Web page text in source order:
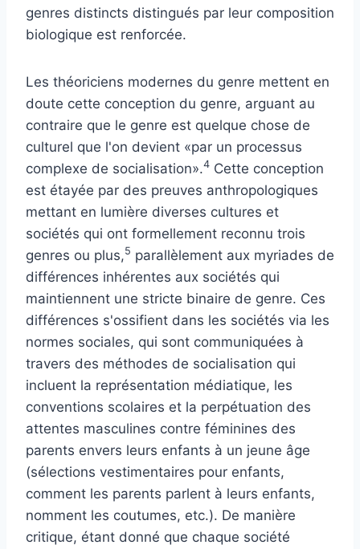
genres distincts distingués par leur composition
biologique est renforcée.
Les théoriciens modernes du genre mettent en
doute cette conception du genre, arguant au
contraire que le genre est quelque chose de
culturel que l'on devient «par un processus
complexe de socialisation».4 Cette conception
est étayée par des preuves anthropologiques
mettant en lumière diverses cultures et
sociétés qui ont formellement reconnu trois
genres ou plus,5 parallèlement aux myriades de
différences inhérentes aux sociétés qui
maintiennent une stricte binaire de genre. Ces
différences s'ossifient dans les sociétés via les
normes sociales, qui sont communiquées à
travers des méthodes de socialisation qui
incluent la représentation médiatique, les
conventions scolaires et la perpétuation des
attentes masculines contre féminines des
parents envers leurs enfants à un jeune âge
(sélections vestimentaires pour enfants,
comment les parents parlent à leurs enfants,
nomment les coutumes, etc.). De manière
critique, étant donné que chaque société